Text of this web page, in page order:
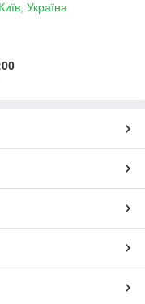
Україна